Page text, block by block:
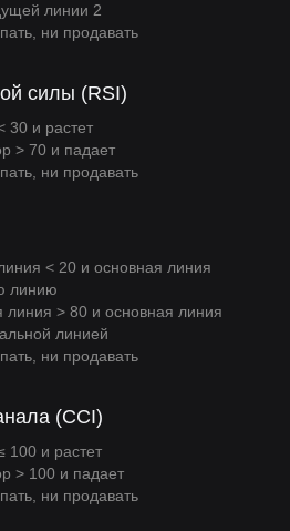
линии 2
ни продавать
силы (RSI)
30 и растет
> 70 и падает
ни продавать
< 20 и основная линия
линию
> 80 и основная линия
линией
ни продавать
(CCI)
100 и растет
> 100 и падает
ни продавать